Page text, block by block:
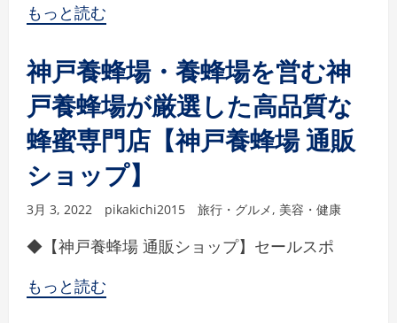
もっと読む
神戸養蜂場・養蜂場を営む神
戸養蜂場が厳選した高品質な
蜂蜜専門店【神戸養蜂場 通販
ショップ】
3月 3, 2022 pikakichi2015 旅行・グルメ, 美容・健康
◆【神戸養蜂場 通販ショップ】セールスポ
もっと読む